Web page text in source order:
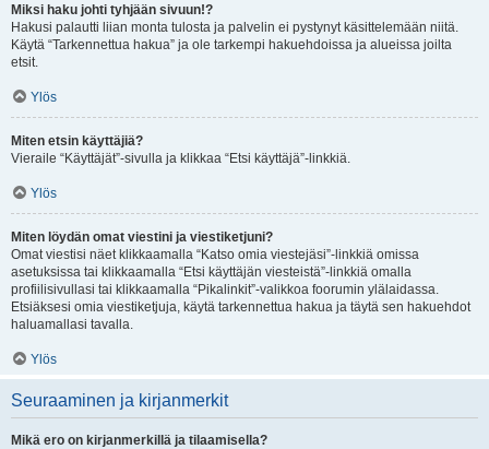
Miksi haku johti tyhjään sivuun!?
Hakusi palautti liian monta tulosta ja palvelin ei pystynyt käsittelemään niitä.
Käytä “Tarkennettua hakua” ja ole tarkempi hakuehdoissa ja alueissa joilta
etsit.
Ylös
Miten etsin käyttäjiä?
Vieraile “Käyttäjät”-sivulla ja klikkaa “Etsi käyttäjä”-linkkiä.
Ylös
Miten löydän omat viestini ja viestiketjuni?
Omat viestisi näet klikkaamalla “Katso omia viestejäsi”-linkkiä omissa
asetuksissa tai klikkaamalla “Etsi käyttäjän viesteistä”-linkkiä omalla
profiilisivullasi tai klikkaamalla “Pikalinkit”-valikkoa foorumin ylälaidassa.
Etsiäksesi omia viestiketjuja, käytä tarkennettua hakua ja täytä sen hakuehdot
haluamallasi tavalla.
Ylös
Seuraaminen ja kirjanmerkit
Mikä ero on kirjanmerkillä ja tilaamisella?